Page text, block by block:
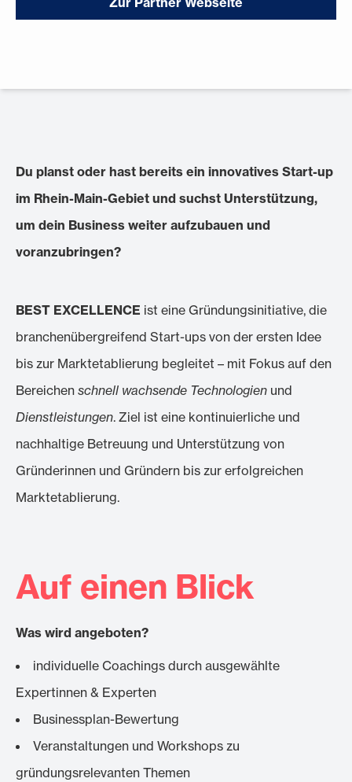
Du planst oder hast bereits ein innovatives Start-up
im Rhein-Main-Gebiet und suchst Unterstützung,
um dein Business weiter aufzubauen und
voranzubringen?
BEST EXCELLENCE ist eine Gründungsinitiative, die
branchenübergreifend Start-ups von der ersten Idee
bis zur Marktetablierung begleitet – mit Fokus auf den
Bereichen schnell wachsende Technologien und
Dienstleistungen. Ziel ist eine kontinuierliche und
nachhaltige Betreuung und Unterstützung von
Gründerinnen und Gründern bis zur erfolgreichen
Marktetablierung.
Auf einen Blick
Was wird angeboten?
individuelle Coachings durch ausgewählte
Expertinnen & Experten
Businessplan-Bewertung
Veranstaltungen und Workshops zu
gründungsrelevanten Themen